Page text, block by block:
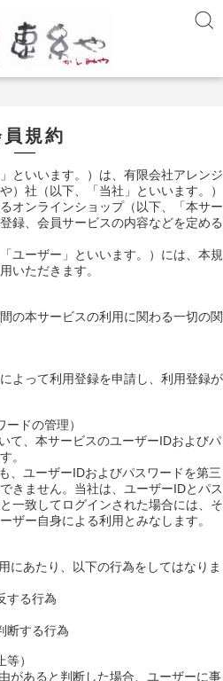
員規約
といいます。）は、有限会社アレンジ
）社（以下、「当社」といいます。）
オンラインショップ（以下、「本サー
録、会員サービスの内容などを定める
ユーザー」といいます。）には、本規
いただきます。
の本サービスの利用に関わる一切の関
よって利用登録を申請し、利用登録が
ドの管理）
て、本サービスのユーザーIDおよびパ
。
、ユーザーIDおよびパスワードを第三
きません。当社は、ユーザーIDとパス
一致してログインされた場合には、そ
ザー自身による利用とみなします。
にあたり、以下の行為をしてはなりま
する行為
断する行為
）
があると判断した場合、ユーザーに事